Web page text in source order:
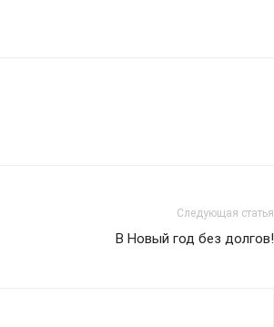
Следующая статья
В Новый год без долгов!